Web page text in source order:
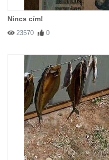
Nincs cím!
23570 0